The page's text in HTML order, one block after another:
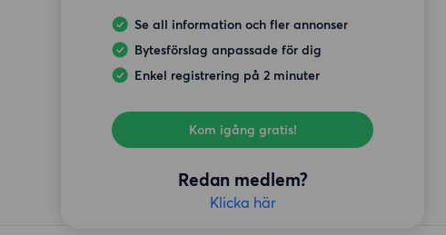
Se all information och fler annonser
Bytesförslag anpassade för dig
Enkel registrering på 2 minuter
Kom igång gratis!
Redan medlem?
Klicka här